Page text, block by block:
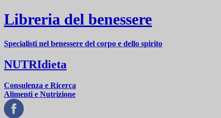
Libreria del benessere
Specialisti nel benessere del corpo e dello spirito
NUTRIdieta
Consulenza e Ricerca
Alimenti e Nutrizione